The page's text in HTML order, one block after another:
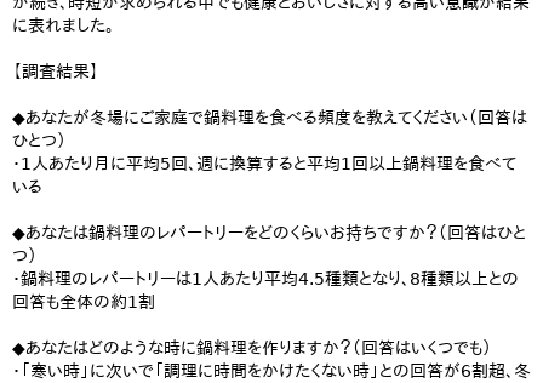
に表れました。
【調査結果】
◆あなたが冬場にご家庭で鍋料理を食べる頻度を教えてください（回答は
ひとつ）
・1人あたり月に平均5回、週に換算すると平均1回以上鍋料理を食べて
いる
◆あなたは鍋料理のレパートリーをどのくらいお持ちですか？（回答はひと
つ）
・鍋料理のレパートリーは1人あたり平均4.5種類となり、8種類以上との
回答も全体の約1割
◆あなたはどのような時に鍋料理を作りますか？（回答はいくつでも）
・「寒い時」に次いで「調理に時間をかけたくない時」との回答が6割超、冬